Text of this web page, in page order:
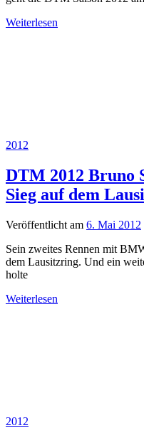
Weiterlesen
2012
DTM 2012 Bruno
Sieg auf dem
Veröffentlicht am 6. Mai 2012
Sein zweites Rennen mit
dem Lausitzring. Und ein
holte
Weiterlesen
2012